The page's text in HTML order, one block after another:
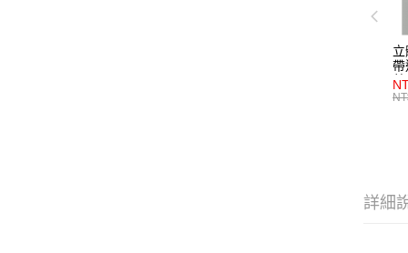
帶
詳細